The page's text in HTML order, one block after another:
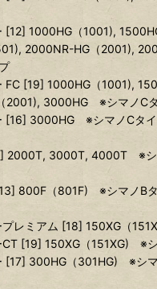
[12] 1000HG（1001),
2000NR-HG（2001),
FC [19] 1000HG（1001),
2001), 3000HG ※シマノC
[16] 3000HG ※シマノCタ
2000T, 3000T, 4000T ※シ
800F（801F) ※シマノB
プレミアム [18] 150XG（
CT [19] 150XG（151XG) ※
[17] 300HG（301HG) ※シ